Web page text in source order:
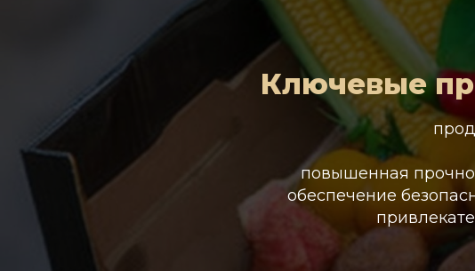
Ключевые
повышенная
обеспечение